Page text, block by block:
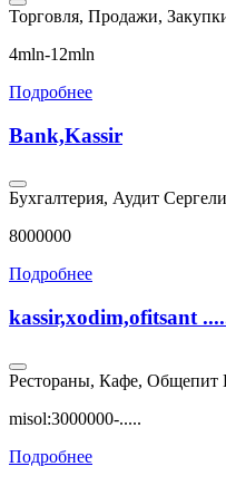
Торговля, Продажи,
4mln-12mln
Подробнее
Bank,Kassir
Бухгалтерия, Аудит
8000000
Подробнее
kassir,xodim,ofitsant
Рестораны, Кафе, Общепит
misol:3000000-.....
Подробнее